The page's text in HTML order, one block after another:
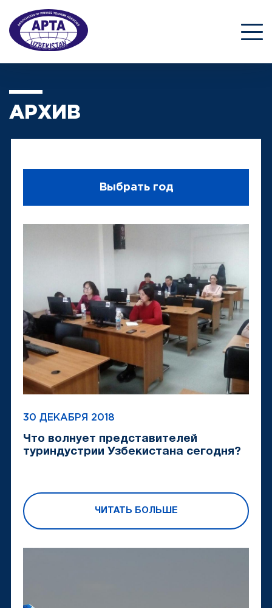
АРХИВ
30 ДЕКАБРЯ 2018
Что волнует представителей
туриндустрии Узбекистана сегодня?
ЧИТАТЬ БОЛЬШЕ
Выбрать год